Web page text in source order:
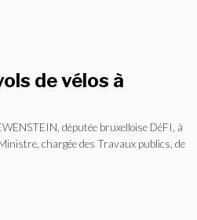
de vélos à
députée bruxelloise DéFI, à
chargée des Travaux publics, de